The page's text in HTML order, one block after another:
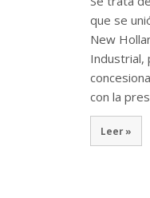
que se
New
Industrial,
con la
Leer »